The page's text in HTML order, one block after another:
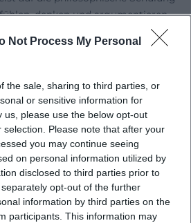
Not Process My Personal
the sale, sharing to third parties, or
or sensitive information for
us, please use the below opt-out
Please note that after your
you may continue seeing
on personal information utilized by
disclosed to third parties prior to
opt-out of the further
information by third parties on the
participants. This information may
denken und argumentieren
Debatten, Einordnung
betonen Kunstverstand und
Projekt in einer Linie literarischer
– jedoch ohne
fand auch die Art, wie Maier das
verschiebt: Die Sprecherposition
justiert sich von Band zu
produktive Reibungen, die das
Dass „Der Teufel“ 2025 als
Leitmedium“ gelesen